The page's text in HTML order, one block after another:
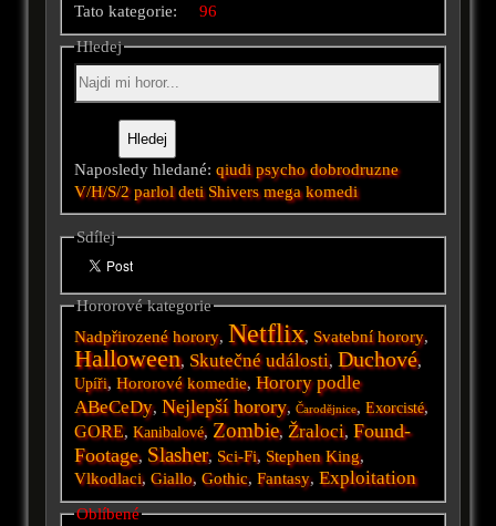
Tato kategorie:96
Hledej
Naposledy hledané:qiudi psycho dobrodruzne
V/H/S/2 parlol deti Shivers mega komedi
Sdílej
Hororové kategorie
Nadpřirozené horory, Netflix, Svatební horory,
Halloween, Skutečné události, Duchové,
Upíři,Hororové komedie,Horory podle
ABeCeDy, Nejlepší horory,Čarodějnice,Exorcisté,
GORE,Kanibalové, Zombie, Žraloci, Found-
Footage, Slasher, Sci-Fi, Stephen King,
Vlkodlaci,Giallo,Gothic,Fantasy,Exploitation
Oblíbené